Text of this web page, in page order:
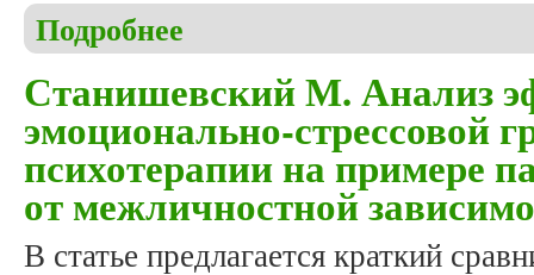
Подробнее
Станишевский М. Анализ
эмоционально-стрессовой
психотерапии на примере
от межличностной
В статье предлагается краткий